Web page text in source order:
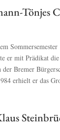
Tönjes
er mit Prädikat
Bremer
erhielt er das